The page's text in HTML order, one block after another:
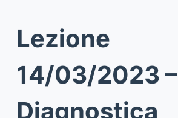
Lezione
14/03/2023 –
Diagnostica